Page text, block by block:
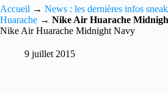
Accueil → News : les dernières infos
Huarache → Nike Air Huarache
Nike Air Huarache Midnight Navy
9 juillet 2015